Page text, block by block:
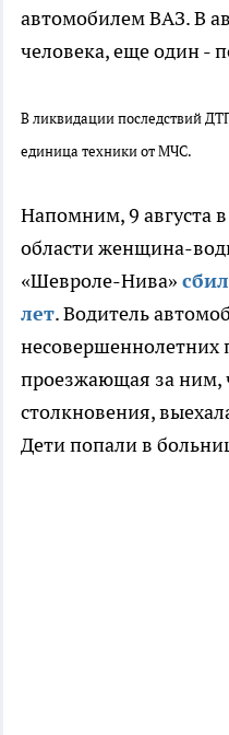
автомобилем ВАЗ. В
человека, еще один -
В ликвидации последствий
единица техники от МЧС.
Напомним, 9 августа
области женщина-
«Шевроле-Нива»
лет. Водитель
проезжающая за ним,
столкновения,
Дети попали в